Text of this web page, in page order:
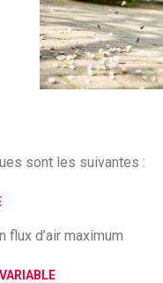
sont les suivantes :
flux d’air maximum